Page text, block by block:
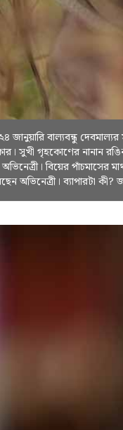
জানুয়ারি বাল্যবন্ধু
সুখী গৃহকোণের নানান
বিয়ের পাঁচমাসের
অভিনেত্রী। ব্যাপারটা